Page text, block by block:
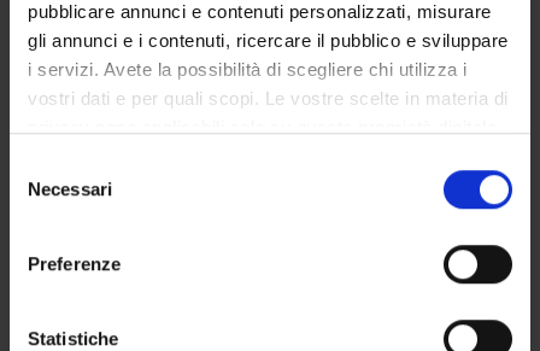
pubblicare annunci e contenuti personalizzati, misurare
gli annunci e i contenuti, ricercare il pubblico e sviluppare
i servizi. Avete la possibilità di scegliere chi utilizza i
vostri dati e per quali scopi. Le vostre scelte in materia di
modificare o revocare il proprio consenso in qualsiasi
momento dalla Dichiarazione sui cookie o facendo clic
raccogliere informazioni sulla tua posizione
delNecessari
Preferenze
Statistiche
COMMISSIONI
UFFICI E STRUTTURE DI SERVIZIO
BIBLIOTECHE